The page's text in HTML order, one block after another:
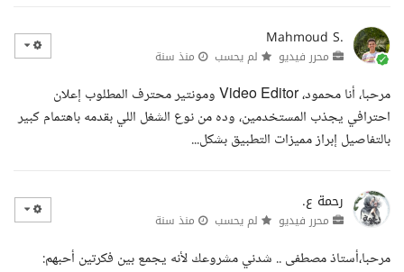
Mahmoud S.
محرر فيديو لم يحسب منذ سنة
مرحبا، أنا محمود، Video Editor ومونتير محترف المطلوب إعلان
احترافي يجذب المستخدمين، وده من نوع الشغل اللي بقدمه باهتمام كبير
بالتفاصيل إبراز مميزات التطبيق بشكل...
رحمة ع.
محرر فيديو لم يحسب منذ سنة
مرحبا،أستاذ مصطفى .. شدني مشروعك لأنه يجمع بين فكرتين أحبهم: